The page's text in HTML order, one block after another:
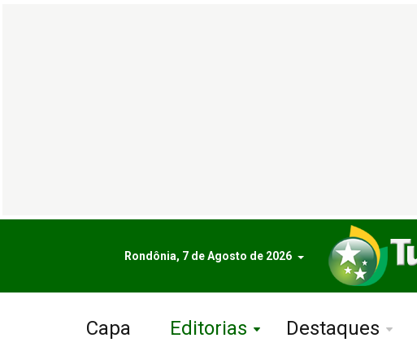
Rondônia, 7 de Agosto de 2026
Capa Editorias Destaques